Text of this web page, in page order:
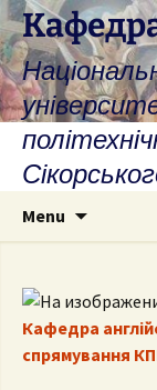
Skip
to
content
Кафедра
Menu
Кафедра
спрямування